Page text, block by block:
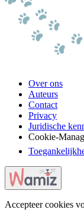
Over ons
Auteurs
Contact
Privacy
Juridische
Cookie-
Accepteer cookies